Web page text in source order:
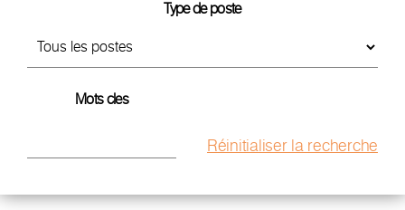
Type de poste
Mots cles
par
Réinitialiser la recherche